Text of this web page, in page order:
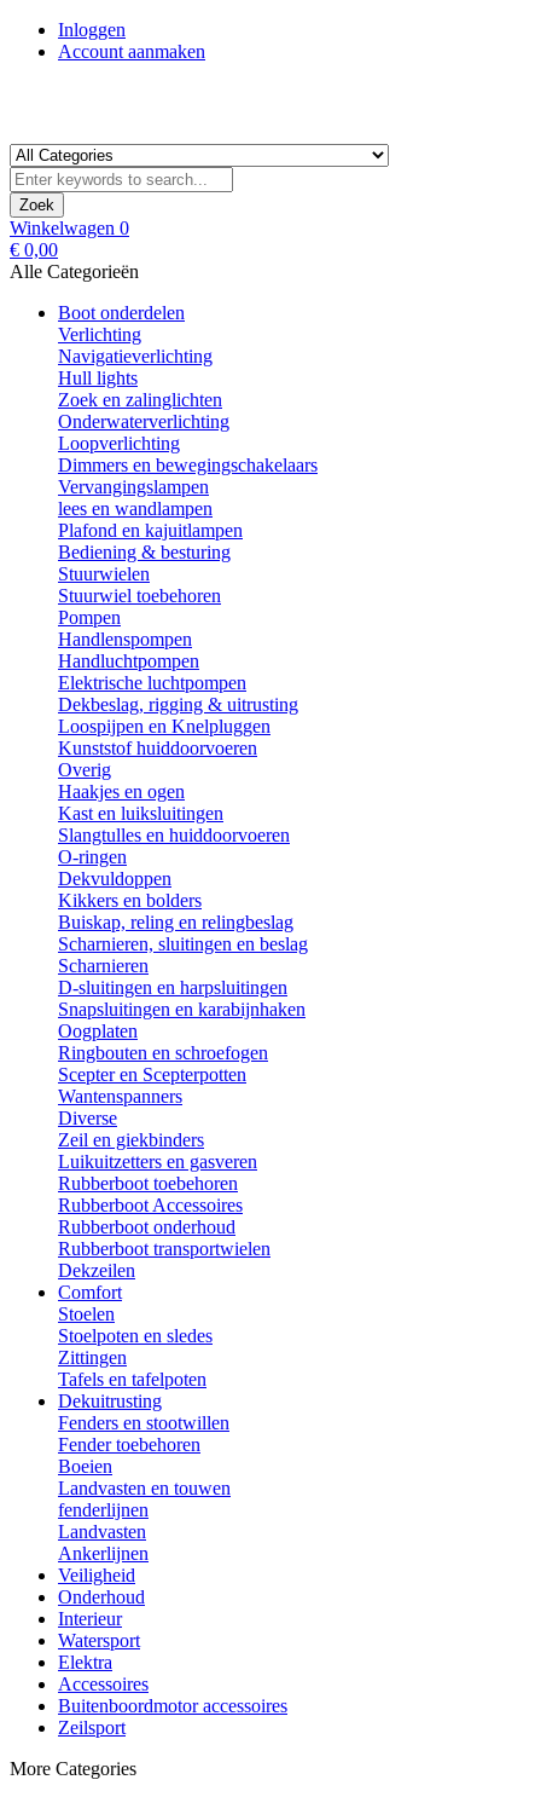
Inloggen
Account aanmaken
Zoek
Winkelwagen 0
€ 0,00
Alle Categorieën
Boot onderdelen
Verlichting
Navigatieverlichting
Hull lights
Zoek en zalinglichten
Onderwaterverlichting
Loopverlichting
Dimmers en bewegingschakelaars
Vervangingslampen
lees en wandlampen
Plafond en kajuitlampen
Bediening & besturing
Stuurwielen
Stuurwiel toebehoren
Pompen
Handlenspompen
Handluchtpompen
Elektrische luchtpompen
Dekbeslag, rigging & uitrusting
Loospijpen en Knelpluggen
Kunststof huiddoorvoeren
Overig
Haakjes en ogen
Kast en luiksluitingen
Slangtulles en huiddoorvoeren
O-ringen
Dekvuldoppen
Kikkers en bolders
Buiskap, reling en relingbeslag
Scharnieren, sluitingen en beslag
Scharnieren
D-sluitingen en harpsluitingen
Snapsluitingen en karabijnhaken
Oogplaten
Ringbouten en schroefogen
Scepter en Scepterpotten
Wantenspanners
Diverse
Zeil en giekbinders
Luikuitzetters en gasveren
Rubberboot toebehoren
Rubberboot Accessoires
Rubberboot onderhoud
Rubberboot transportwielen
Dekzeilen
Comfort
Stoelen
Stoelpoten en sledes
Zittingen
Tafels en tafelpoten
Dekuitrusting
Fenders en stootwillen
Fender toebehoren
Boeien
Landvasten en touwen
fenderlijnen
Landvasten
Ankerlijnen
Veiligheid
Onderhoud
Interieur
Watersport
Elektra
Accessoires
Buitenboordmotor accessoires
Zeilsport
More Categories